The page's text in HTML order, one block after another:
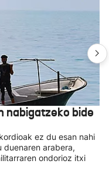
nabigatzeko bide
ez du esan nahi
duenaren arabera,
ondorioz itxi